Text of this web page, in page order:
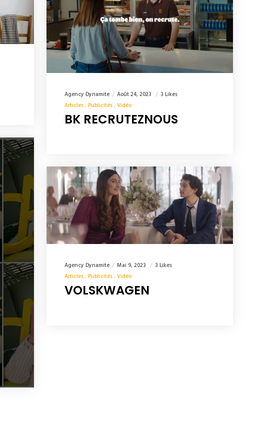
Agency Dynamite Août 24, 2023
3 Likes
Articles Publicités Vidéo
BK RECRUTEZNOUS
Agency Dynamite Mai 9, 2023
3 Likes
Articles Publicités Vidéo
VOLSKWAGEN